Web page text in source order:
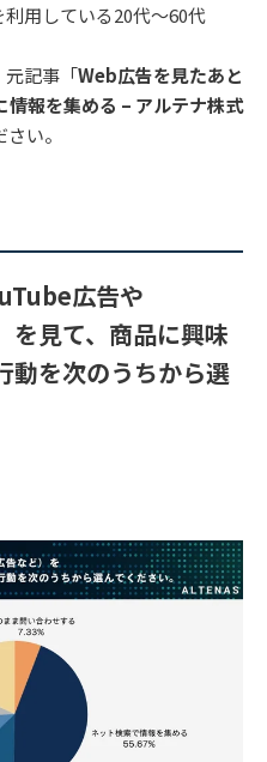
用している20代〜60代
元記事「Web広告を見たあと
情報を集める – アルテナ株式
い。
広告や
見て、商品に興味
動を次のうちから選